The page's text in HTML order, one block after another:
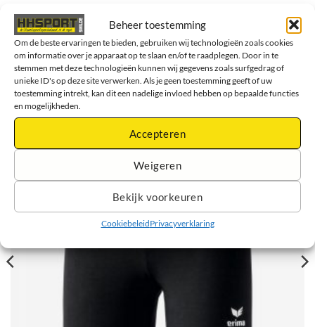
Beheer toestemming
Om de beste ervaringen te bieden, gebruiken wij technologieën zoals cookies
om informatie over je apparaat op te slaan en/of te raadplegen. Door in te
stemmen met deze technologieën kunnen wij gegevens zoals surfgedrag of
unieke ID's op deze site verwerken. Als je geen toestemming geeft of uw
toestemming intrekt, kan dit een nadelige invloed hebben op bepaalde functies
en mogelijkheden.
Accepteren
Weigeren
Bekijk voorkeuren
CookiebeleidPrivacyverklaring
GERELATEERDE PRODUCTEN